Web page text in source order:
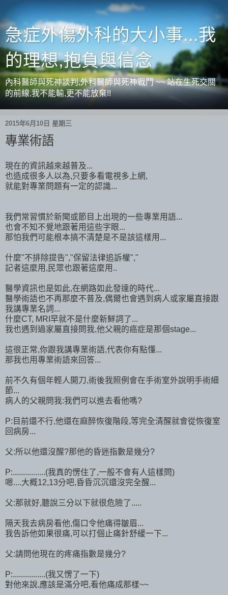
急症外傷外科的大小事...我
的理想,抱負與信念
內科醫師與死神談判,外科醫師與死神戰鬥 ~~ 站在生死交關
的前線,我不能輸,更不能放棄!!
2015年6月10日 星期三
專業術語
現在的資訊越來越普及...
也造成很多人以為,只要多看電視多上網,
就能對專業問題有一定的認識...
我們常習慣於新聞或節目上出現的一些專業用語...
也會不知不覺地跟著用這些字眼...
那怕我們可能根本搞不清楚是不是該這樣用...
什麼"不排除提告","保留法律追訴權","
記者這麼用,民眾也跟著這麼用..
醫學資訊也是如此,在網路如此發達的時代...
醫學術語也不再那麼不普及,偶爾也會遇到病人或家屬直接跟
我講專業名詞...
什麼CT, MRI早就不是什麼新鮮詞了...
我也遇到過家屬直接問我,他父親的癌症是那個stage...
這很正常,你跟我講專業術語,代表你有點懂...
那我也用專業術語來回答...
前不久有個年輕人開刀,術後我照例會在手術室外說明手術細
節...
病人的父親問我:我們可以進去看他嗎?
P:目前還不行,他還在麻醉恢復階段,等完全清醒就會從恢復室
回病房...
父:所以他還沒醒?那他的昏迷指數是幾分?
P:................(我真的愣住了,一般不會有人這樣問)
嗯....大概12,13分吧,昏昏沉沉還沒完全醒...
父:那就好,聽說三分以下就很危險了.....
隔天我去病房看他,傷口令他痛得皺眉...
我告訴他如果很痛,可以打個止痛針舒緩一下...
父:請問他現在的疼痛指數是幾分?
P:................(我又愣了一下)
對他來說,應該是滿分吧,看他痛成那樣~~